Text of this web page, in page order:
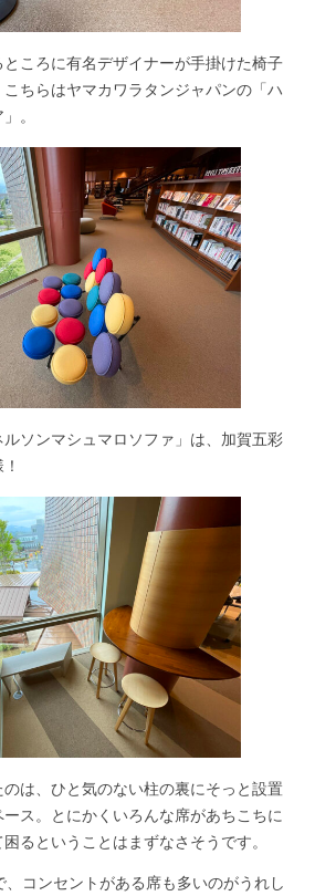
ころに有名デザイナーが手掛けた椅子
ちらはヤマカワラタンジャパンの「ハ
。
ソンマシュマロソファ」は、加賀五彩
は、ひと気のない柱の裏にそっと設置
ス。とにかくいろんな席があちこちに
るということはまずなさそうです。
、コンセントがある席も多いのがうれし